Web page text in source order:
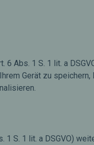
Abs. 1 S. 1 lit. a
Gerät zu
S. 1 lit. a DSGVO)